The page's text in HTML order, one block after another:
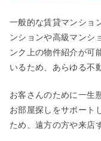
一般的な賃貸マンショ
ンションや高級マンシ
ンク上の物件紹介が可
いるため、あらゆる不
お客さんのために一生
お部屋探しをサポート
ため、遠方の方や来店